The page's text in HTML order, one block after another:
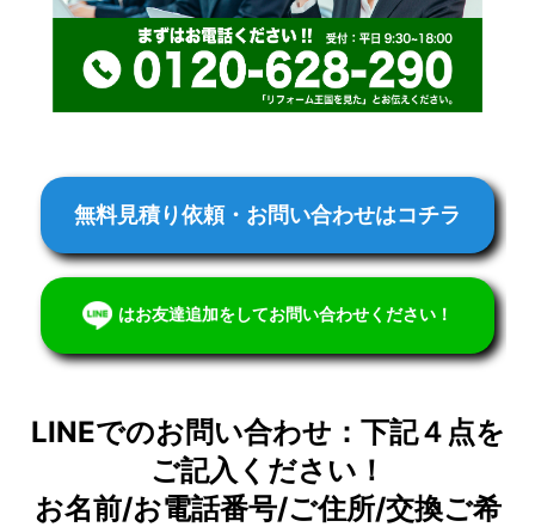
無料見積り依頼・お問い合わせはコチラ
はお友達追加をしてお問い合わせください！
LINEでのお問い合わせ：下記４点を
ご記入ください！
お名前/お電話番号/ご住所/交換ご希